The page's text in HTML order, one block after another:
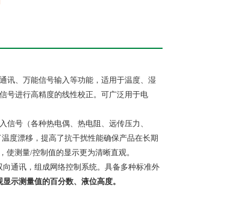
讯、万能信号输入等功能，适用于温度、湿
号进行高精度的线性校正。可广泛用于电
号（各种热电偶、热电阻、远传压力、
度漂移，提高了抗干扰性能确保产品在长期
测量/控制值的显示更为清晰直观。
通讯，组成网络控制系统。具备多种标准外
示测量值的百分数、液位高度。